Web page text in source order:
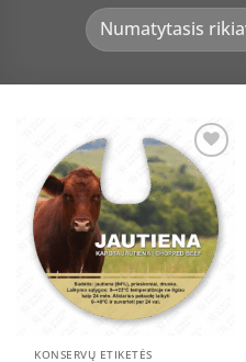
Pridėti
į norų
sąrašą
KONSERVŲ ETIKETĖS